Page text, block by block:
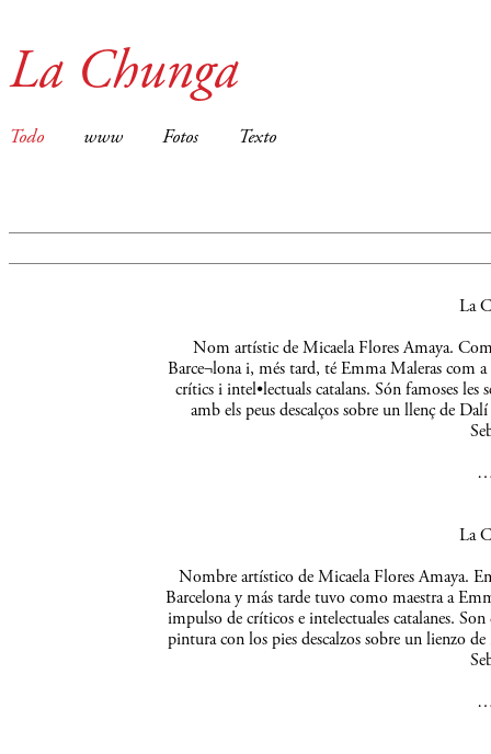
La Chunga
Todo www Fotos Texto
La
Nom artístic de Micaela Flores Amaya.
Barce¬lona i, més tard, té Emma Maleras com
crítics i intel•lectuals catalans. Són famoses
amb els peus descalços sobre un llenç de
La
Nombre artístico de Micaela Flores Amaya.
Barcelona y más tarde tuvo como maestra a
impulso de críticos e intelectuales catalanes.
pintura con los pies descalzos sobre un lienzo